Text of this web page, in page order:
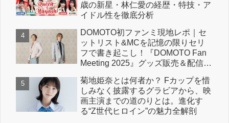
歳の新星・林仁愛の経歴・特技・ア
イドル性を徹底分析
DOMOTO初ファンミ現地レポ｜セ
ットリスト&MCを記憶の限りセリ
フで書き起こし！『DOMOTO Fan
Meeting 2025』グッズ販売＆配信情
菊地姫奈とは何者か？ Fカップを惜
しみなく披露するグラビアから、映
画主演までの道のりとは。進化す
る“Z世代ヒロイン”の魅力全解剖